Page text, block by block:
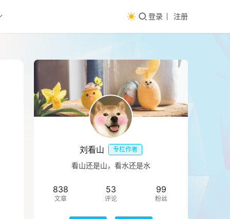
登录 注册
刘看山 专栏作者
看山还是山，看水还是水
838
文章
53
评论
99
粉丝